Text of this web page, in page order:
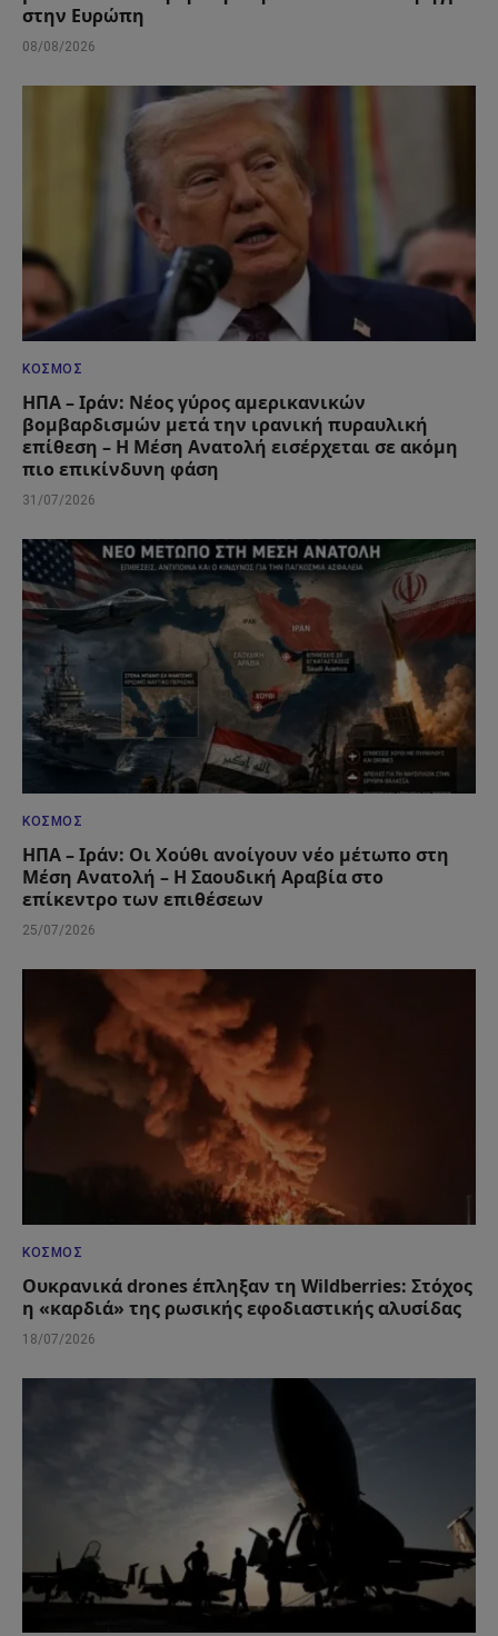
στην Ευρώπη
08/08/2026
ΚΌΣΜΟΣ
ΗΠΑ – Ιράν: Νέος γύρος αμερικανικών
βομβαρδισμών μετά την ιρανική πυραυλική
επίθεση – Η Μέση Ανατολή εισέρχεται σε ακόμη
πιο επικίνδυνη φάση
31/07/2026
ΚΌΣΜΟΣ
ΗΠΑ – Ιράν: Οι Χούθι ανοίγουν νέο μέτωπο στη
Μέση Ανατολή – Η Σαουδική Αραβία στο
επίκεντρο των επιθέσεων
25/07/2026
ΚΌΣΜΟΣ
Ουκρανικά drones έπληξαν τη Wildberries: Στόχος
η «καρδιά» της ρωσικής εφοδιαστικής αλυσίδας
18/07/2026